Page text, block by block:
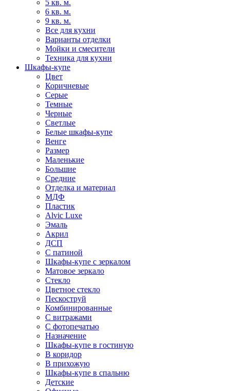
5 кв. м.
6 кв. м.
9 кв. м.
Все для кухни
Варианты отделки
Мойки и смесители
Техника для кухни
Шкафы-купе
Цвет
Коричневые
Серые
Темные
Черные
Светлые
Белые шкафы-купе
Венге
Размер
Маленькие
Большие
Средние
Отделка и материал
МДФ
Пластик
Alvic Luxe
Эмаль
Акрил
ДСП
С патиной
Шкафы-купе с зеркалом
Матовое зеркало
Стекло
Цветное стекло
Пескоструй
Комбинированные
С витражами
С фотопечатью
Назначение
Шкафы-купе в гостиную
В коридор
В прихожую
Шкафы-купе в спальню
Детские